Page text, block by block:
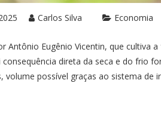
Carlos Silva Economia
Antônio Eugênio Vicentin, que cultiva
direta da seca e do frio
volume possível graças ao sistema de